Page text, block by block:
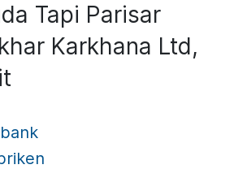
Tapi Parisar
Karkhana Ltd,